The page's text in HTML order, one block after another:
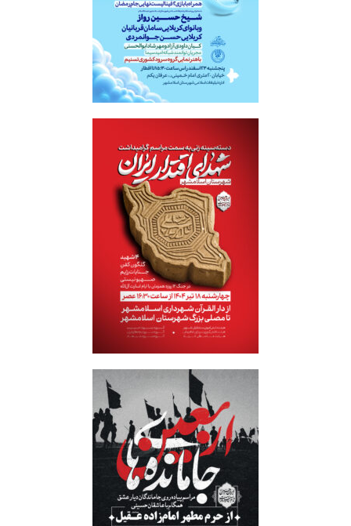
کریم آل طاها
دسته شهدای اقتدار